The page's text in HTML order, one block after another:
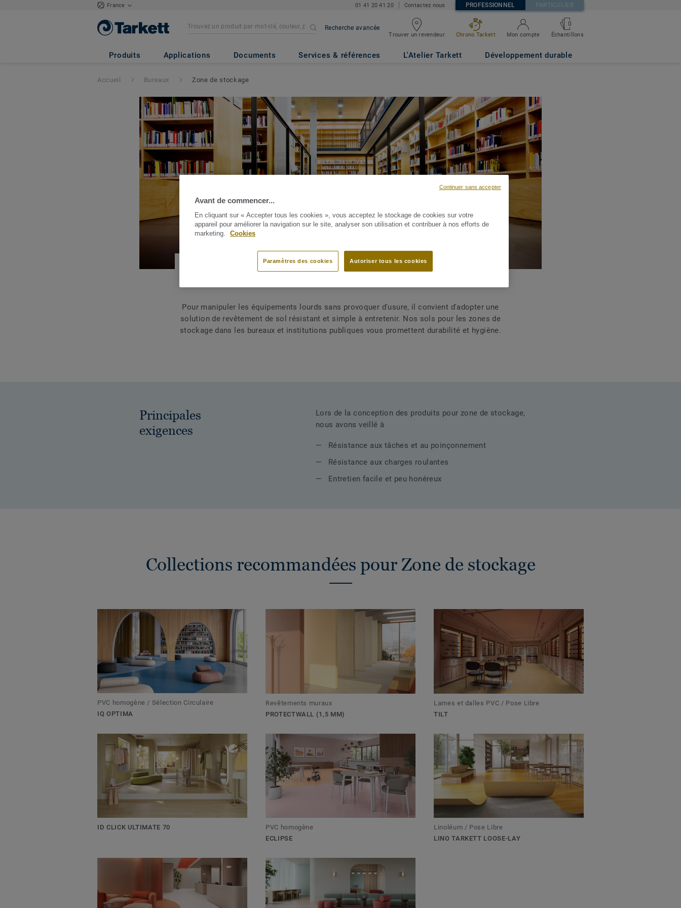
France 01 41 20 41 20 Contactez nous PROFESSIONNEL PARTICULIER
Recherche avancée
Trouver un revendeur Chrono Tarkett Mon compte
0
Échantillons
Produits Applications Documents Services & références L'Atelier Tarkett Développement durable
Accueil Bureaux Zone de stockage
Zone de stockage
Pour manipuler les équipements lourds sans provoquer d'usure, il convient d'adopter une
solution de revêtement de sol résistant et simple à entretenir. Nos sols pour les zones de
stockage dans les bureaux et institutions publiques vous promettent durabilité et hygiène.
Principales
exigences
Lors de la conception des produits pour zone de stockage,
nous avons veillé à
Résistance aux tâches et au poinçonnement
Résistance aux charges roulantes
Entretien facile et peu honéreux
Collections recommandées pour Zone de stockage
PVC homogène / Sélection Circulaire
IQ OPTIMA
Revêtements muraux
PROTECTWALL (1,5 MM)
Lames et dalles PVC / Pose Libre
TILT
ID CLICK ULTIMATE 70
PVC homogène
ECLIPSE
Linoléum / Pose Libre
LINO TARKETT LOOSE-LAY
Avant de commencer...
En cliquant sur « Accepter tous les cookies », vous acceptez le stockage de cookies sur votre
appareil pour améliorer la navigation sur le site, analyser son utilisation et contribuer à nos efforts de
marketing.
Cookies
Autoriser tous les cookies
Paramètres des cookies
Continuer sans accepter